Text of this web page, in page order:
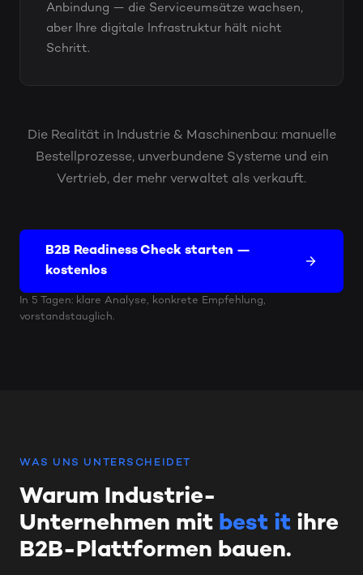
Anbindung — die Serviceumsätze wachsen,
aber Ihre digitale Infrastruktur hält nicht
Schritt.
Die Realität in Industrie & Maschinenbau: manuelle
Bestellprozesse, unverbundene Systeme und ein
Vertrieb, der mehr verwaltet als verkauft.
B2B Readiness Check starten —
kostenlos
In 5 Tagen: klare Analyse, konkrete Empfehlung,
vorstandstauglich.
WAS UNS UNTERSCHEIDET
Warum Industrie-
Unternehmen mit best it ihre
B2B-Plattformen bauen.